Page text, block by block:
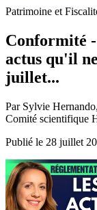
Patrimoine et
Conformité
actus qu'il
juillet...
Par Sylvie
Comité scientifique
Publié le 28 juillet